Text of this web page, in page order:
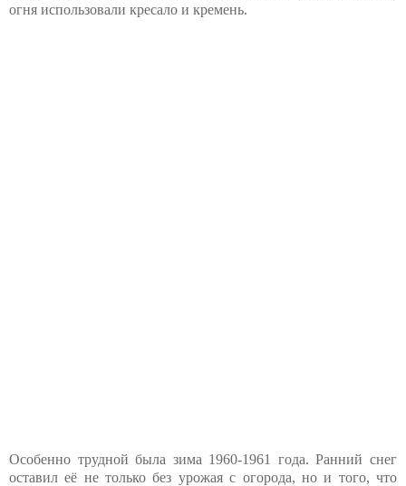
огня использовали кресало и кремень.
Особенно трудной была зима 1960-1961 года. Ранний снег
оставил её не только без урожая с огорода, но и того, что